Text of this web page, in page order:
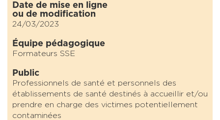
Date de mise en ligne
ou de modification
24/03/2023
Équipe pédagogique
Formateurs SSE
Public
Professionnels de santé et personnels des
établissements de santé destinés à accueillir et/ou
prendre en charge des victimes potentiellement
contaminées